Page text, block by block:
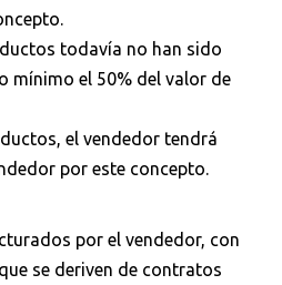
todavía no han sido
mínimo el 50% del valor de
el vendedor tendrá
por este concepto.
por el vendedor, con
se deriven de contratos